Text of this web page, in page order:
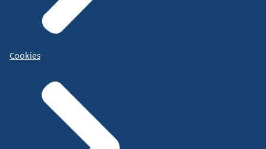
Cookies